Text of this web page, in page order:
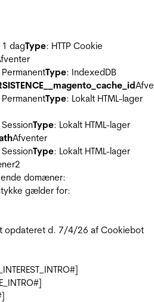
1 dagType: HTTP Cookie
PermanentType: IndexedDB
PermanentType: Lokalt HTML-lager
SessionType: Lokalt HTML-lager
Afventer
SessionType: Lokalt HTML-lager
2
domæner:
gælder for:
opdateret d. 7/4/26 af Cookiebot